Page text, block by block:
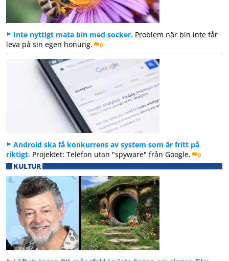
Inte nyttigt mata bin med socker. Problem när bin inte får
leva på sin egen honung.
0
Android ska få konkurrens av system som är fritt på
riktigt. Projektet: Telefon utan "spyware" från Google. 0
KULTUR